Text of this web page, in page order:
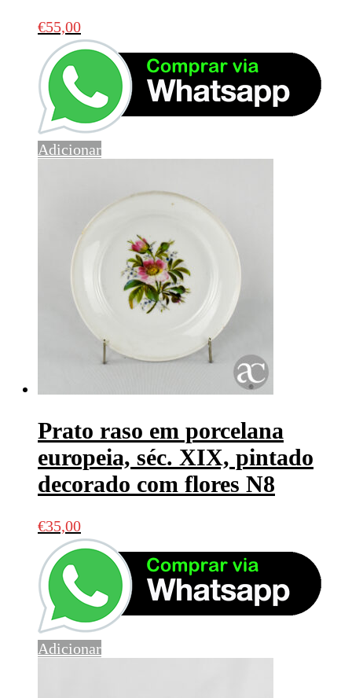
€55,00
Adicionar
Prato raso em porcelana
europeia, séc. XIX, pintado
decorado com flores N8
€35,00
Adicionar